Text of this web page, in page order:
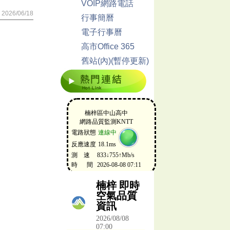
2026/06/18
VOIP網路電話
行事簡曆
電子行事曆
高市Office 365
舊站(內)(暫停更新)